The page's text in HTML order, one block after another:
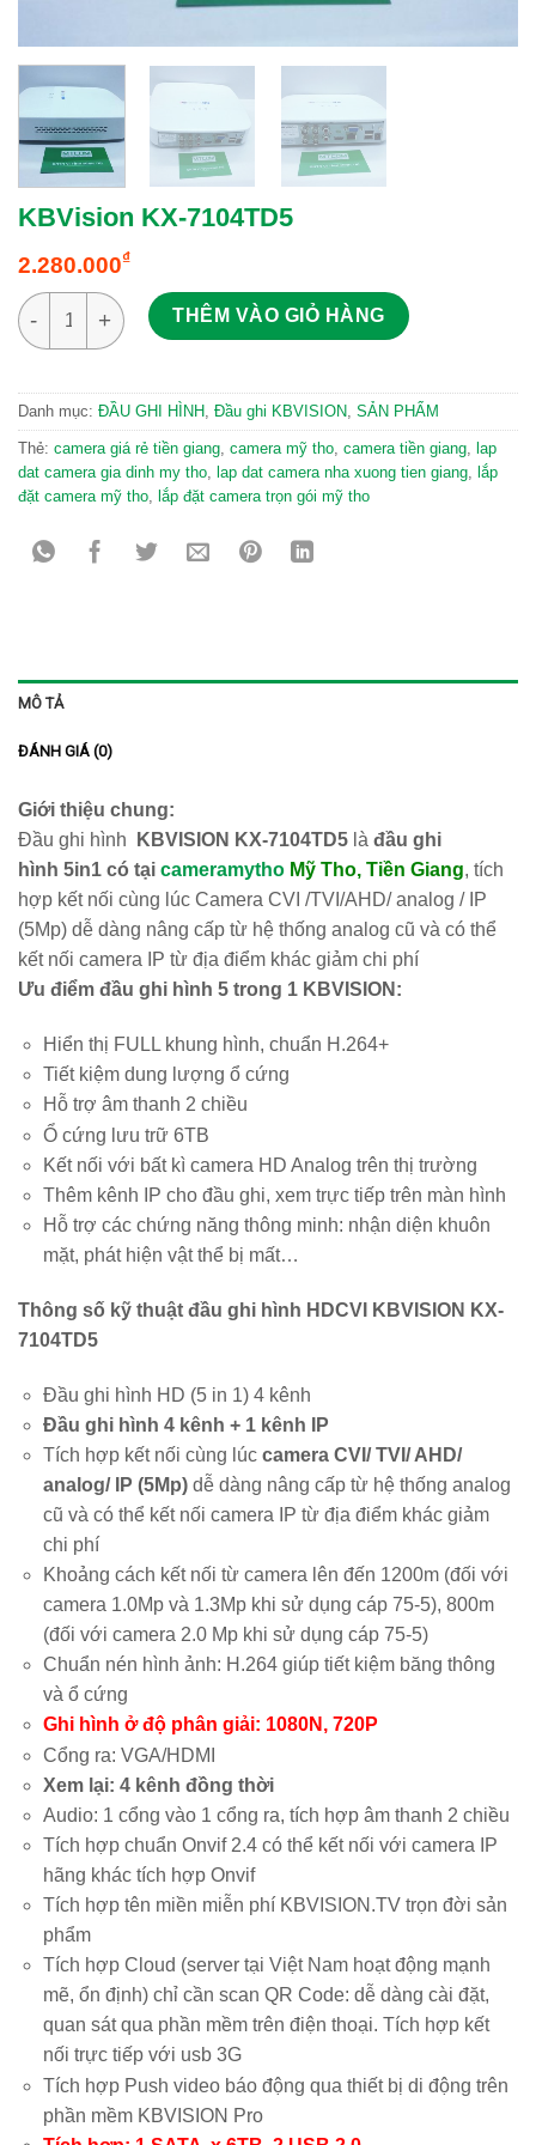
KBVision KX-7104TD5
2.280.000₫
KBVision KX-7104TD5 số lượng
THÊM VÀO GIỎ HÀNG
Danh mục: ĐẦU GHI HÌNH, Đầu ghi KBVISION, SẢN PHẨM
Thẻ: camera giá rẻ tiền giang, camera mỹ tho, camera tiền giang, lap
dat camera gia dinh my tho, lap dat camera nha xuong tien giang, lắp
đặt camera mỹ tho, lắp đặt camera trọn gói mỹ tho
MÔ TẢ
ĐÁNH GIÁ (0)
Giới thiệu chung:
Đầu ghi hình
KBVISION KX-7104TD5 là đầu ghi
hình 5in1 có tại cameramytho Mỹ Tho, Tiền Giang, tích
hợp kết nối cùng lúc Camera CVI /TVI/AHD/ analog / IP
(5Mp) dễ dàng nâng cấp từ hệ thống analog cũ và có thể
kết nối camera IP từ địa điểm khác giảm chi phí
Ưu điểm đầu ghi hình 5 trong 1 KBVISION:
Hiển thị FULL khung hình, chuẩn H.264+
Tiết kiệm dung lượng ổ cứng
Hỗ trợ âm thanh 2 chiều
Ổ cứng lưu trữ 6TB
Kết nối với bất kì camera HD Analog trên thị trường
Thêm kênh IP cho đầu ghi, xem trực tiếp trên màn hình
Hỗ trợ các chứng năng thông minh: nhận diện khuôn
mặt, phát hiện vật thể bị mất…
Thông số kỹ thuật đầu ghi hình HDCVI KBVISION KX-
7104TD5
Đầu ghi hình HD (5 in 1) 4 kênh
Đầu ghi hình 4 kênh + 1 kênh IP
Tích hợp kết nối cùng lúc camera CVI/ TVI/ AHD/
analog/ IP (5Mp)dễ dàng nâng cấp từ hệ thống analog
cũ và có thể kết nối camera IP từ địa điểm khác giảm
chi phí
Khoảng cách kết nối từ camera lên đến 1200m (đối với
camera 1.0Mp và 1.3Mp khi sử dụng cáp 75-5), 800m
(đối với camera 2.0 Mp khi sử dụng cáp 75-5)
Chuẩn nén hình ảnh: H.264 giúp tiết kiệm băng thông
và ổ cứng
Ghi hình ở độ phân giải: 1080N, 720P
Cổng ra: VGA/HDMI
Xem lại: 4 kênh đồng thời
Audio: 1 cổng vào 1 cổng ra, tích hợp âm thanh 2 chiều
Tích hợp chuẩn Onvif 2.4 có thể kết nối với camera IP
hãng khác tích hợp Onvif
Tích hợp tên miền miễn phí KBVISION.TV trọn đời sản
phẩm
Tích hợp Cloud (server tại Việt Nam hoạt động mạnh
mẽ, ổn định) chỉ cần scan QR Code: dễ dàng cài đặt,
quan sát qua phần mềm trên điện thoại. Tích hợp kết
nối trực tiếp với usb 3G
Tích hợp Push video báo động qua thiết bị di động trên
phần mềm KBVISION Pro